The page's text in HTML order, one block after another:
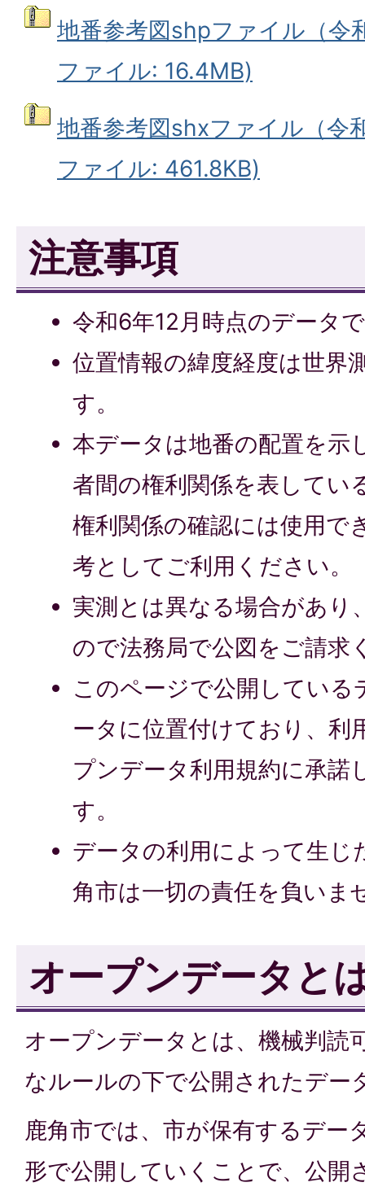
地番参考図shpファイル（令
ファイル: 16.4MB)
地番参考図shxファイル（令
ファイル: 461.8KB)
注意事項
令和6年12月時点のデータ
位置情報の緯度経度は世界
す。
本データは地番の配置を示
者間の権利関係を表してい
権利関係の確認には使用で
考としてご利用ください。
実測とは異なる場合があり
ので法務局で公図をご請求
このページで公開してい
ータに位置付けており、利
プンデータ利用規約に承諾
す。
データの利用によって生じ
角市は一切の責任を負いま
オープンデータと
オープンデータとは、機械判読
なルールの下で公開されたデー
鹿角市では、市が保有するデー
形で公開していくことで、公開